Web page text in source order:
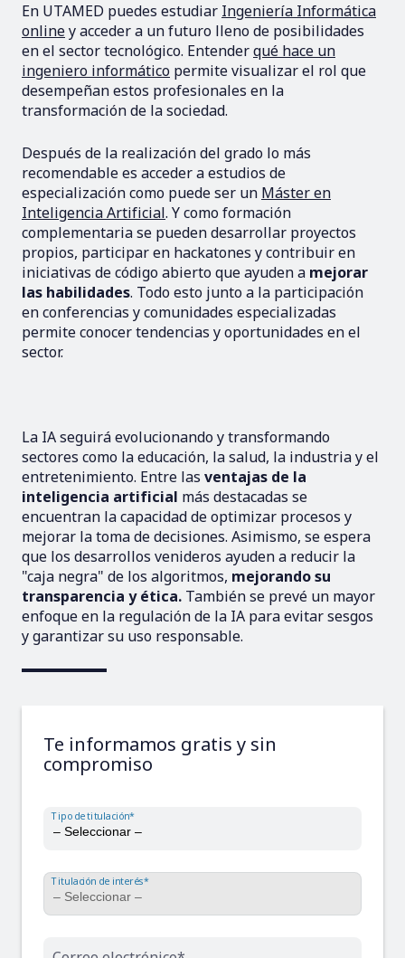
En UTAMED puedes estudiar Ingeniería Informática
onliney acceder a un futuro lleno de posibilidades
en el sector tecnológico. Entenderqué hace un
ingeniero informático permite visualizar el rol que
desempeñan estos profesionales en la
transformación de la sociedad.
Después de la realización del grado lo más
recomendable es acceder a estudios de
especialización como puede ser un Máster en
Inteligencia Artificial. Y como formación
complementaria se pueden desarrollar proyectos
propios, participar en hackatones y contribuir en
iniciativas de código abierto que ayuden a mejorar
las habilidades. Todo esto junto a la participación
en conferencias y comunidades especializadas
permite conocer tendencias y oportunidades en el
sector.
La IA seguirá evolucionando y transformando
sectores como la educación, la salud, la industria y el
entretenimiento. Entre las ventajas de la
inteligencia artificial más destacadas se
encuentran la capacidad de optimizar procesos y
mejorar la toma de decisiones. Asimismo, se espera
que los desarrollos venideros ayuden a reducir la
"caja negra" de los algoritmos, mejorando su
transparencia y ética. También se prevé un mayor
enfoque en la regulación de la IA para evitar sesgos
y garantizar su uso responsable.
Te informamos gratis y sin
compromiso
Tipo de titulación*
Titulación de interés*